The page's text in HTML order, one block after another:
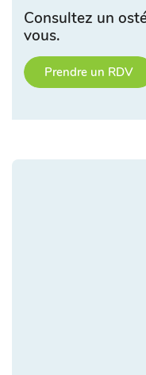
Consultez un
vous.
Prendre un RDV